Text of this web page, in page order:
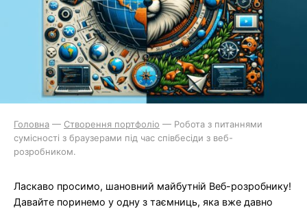
Головна — Створення портфоліо — Робота з питаннями
сумісності з браузерами під час співбесіди з веб-
розробником.
Ласкаво просимо, шановний майбутній Веб-розробнику!
Давайте поринемо у одну з таємниць, яка вже давно